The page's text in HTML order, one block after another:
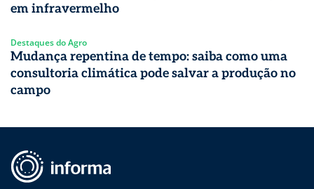
em infravermelho
Destaques do Agro
Mudança repentina de tempo: saiba como uma
consultoria climática pode salvar a produção no
campo